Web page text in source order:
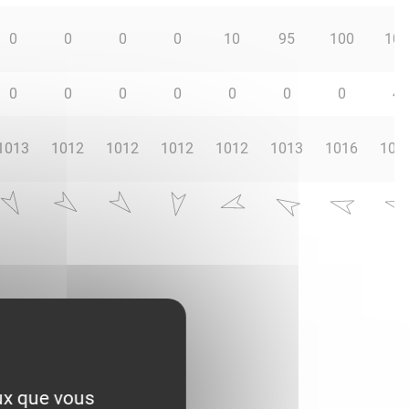
0 0 0 0 10 95 100 100
0 0 0 0 0 0 0 4
1012 1012 1012 1012 1013 1016
que vous